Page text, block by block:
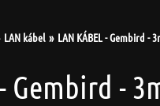
LAN kábel LAN KÁBEL - Gembird -
Gembird -